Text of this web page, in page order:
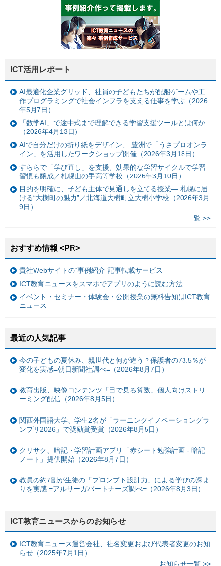
ICT活用レポート
AI最適化企業グリッド、社員の子どもたちが配船ゲームや工
作プログラミングで社会インフラを支える仕事を学ぶ（2026
年5月7日）
「数学AI」で途中式まで理解できる学習支援ツールとは何か
（2026年4月13日）
AIで自分だけの折り紙をデザイン、 豊洲で「うさプロオンラ
イン」を活用したワークショップ開催（2026年3月18日）
すららで「学び直し」を支援、効果的な学習サイクルで学習
習慣も醸成／札幌山の手高等学校（2026年3月10日）
目的を明確に、子ども主体で見通しを立てる授業— 札幌に届
ける“大樹町の魅力”／北海道大樹町立大樹小学校（2026年3月
9日）
一覧 >>
おすすめ情報 <PR>
貴社Webサイトの“事例紹介”記事転載サービス
ICT教育ニュースをスマホでアプリのように読む方法
イベント・セミナー・体験会・公開授業の無料告知はICT教育
ニュース
最近の人気記事
今の子どもの夏休み、親世代と何が違う？保護者の73.5％が
変化を実感=朝日新聞社調べ=（2026年8月7日）
教育出版、映像コンテンツ「目で見る算数」個人向けストリ
ーミング配信（2026年8月5日）
関西外国語大学、学生2名が「ラーニングイノベーショングラ
ンプリ2026」で奨励賞受賞（2026年8月5日）
クリサク、暗記・学習計画アプリ「赤シート勉強計画 - 暗記
ノート」提供開始（2026年8月7日）
教員の約7割が生徒の「プロンプト設計力」による学びの深ま
りを実感 =アルサーガパートナーズ調べ=（2026年8月3日）
ICT教育ニュースからのお知らせ
ICT教育ニュース運営会社、社名変更および代表者変更のお知
らせ（2025年7月1日）
お知らせ一覧 >>